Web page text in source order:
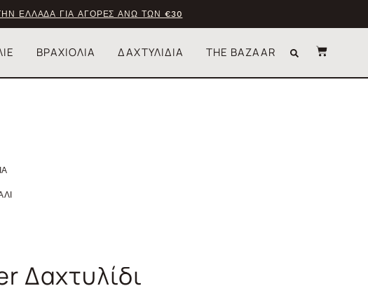
ΕΛΛΑΔΑ ΓΙΑ ΑΓΟΡΕΣ ΑΝΩ ΤΩΝ €30
ΒΡΑΧΙΟΛΙΑ ΔΑΧΤΥΛΙΔΙΑ THE BAZAAR
Δαχτυλίδι